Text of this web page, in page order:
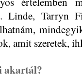
Tarryn
amit szeretek,
akartál?